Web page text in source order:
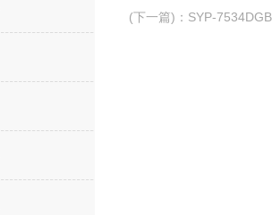
(下一篇) ： SYP-